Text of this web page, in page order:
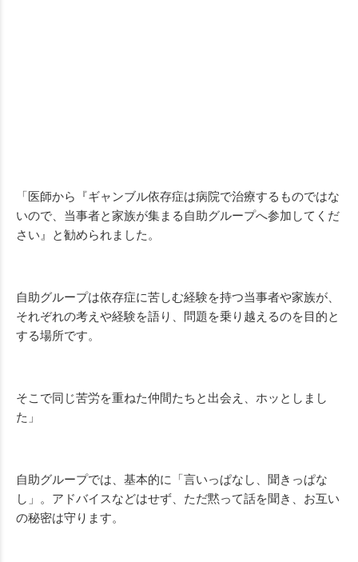
「医師から『ギャンブル依存症は病院で治療するものではな
いので、当事者と家族が集まる自助グループへ参加してくだ
さい』と勧められました。
自助グループは依存症に苦しむ経験を持つ当事者や家族が、
それぞれの考えや経験を語り、問題を乗り越えるのを目的と
する場所です。
そこで同じ苦労を重ねた仲間たちと出会え、ホッとしまし
た」
自助グループでは、基本的に「言いっぱなし、聞きっぱな
し」。アドバイスなどはせず、ただ黙って話を聞き、お互い
の秘密は守ります。